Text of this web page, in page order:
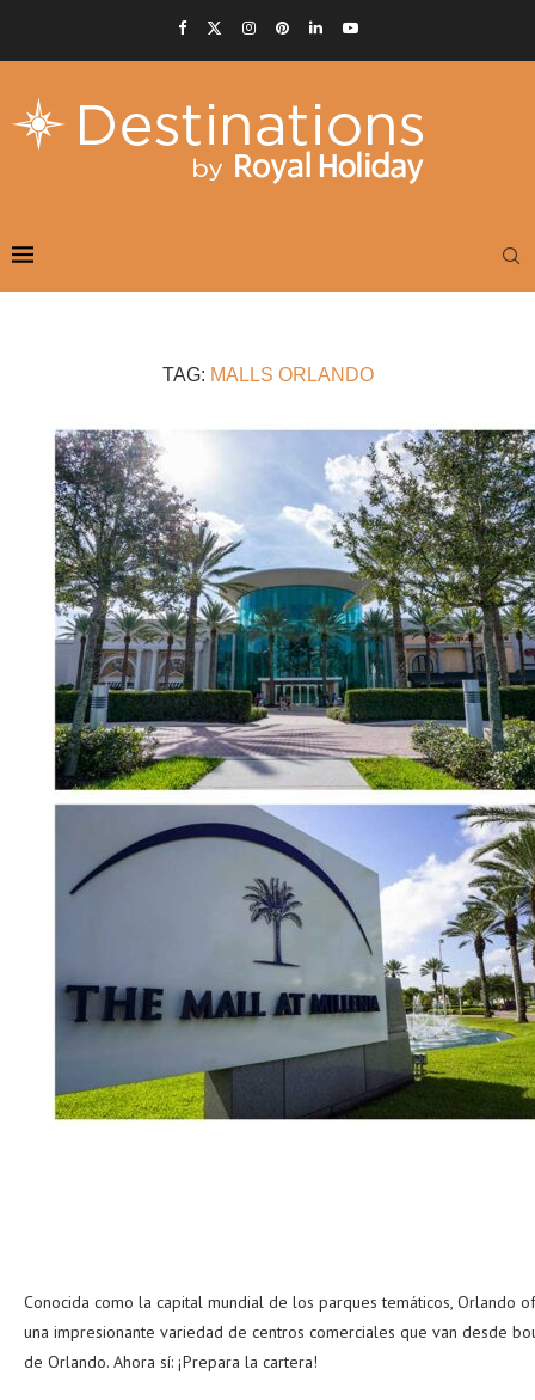
TAG: MALLS ORLANDO
Conocida como la capital mundial de los parques temáticos, Orlando
una impresionante variedad de centros comerciales que van desde
de Orlando. Ahora sí: ¡Prepara la cartera!